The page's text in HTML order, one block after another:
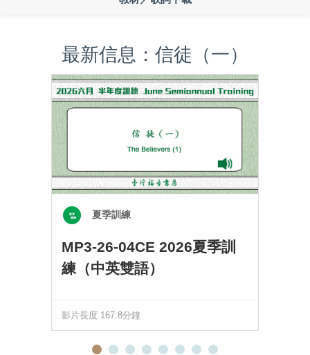
最新信息：信徒（一）
夏季訓練
MP3-26-04CE 2026夏季訓
練（中英雙語）
影片長度 167.8分鐘